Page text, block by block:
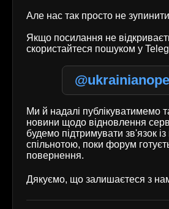
Але нас так просто не
Якщо посилання не
скористайтеся пошуком у
Ми й надалі публікуватимемо
новини щодо відновлення
будемо підтримувати зв'язок
спільнотою, поки форум
повернення.
Дякуємо, що залишаєтеся з